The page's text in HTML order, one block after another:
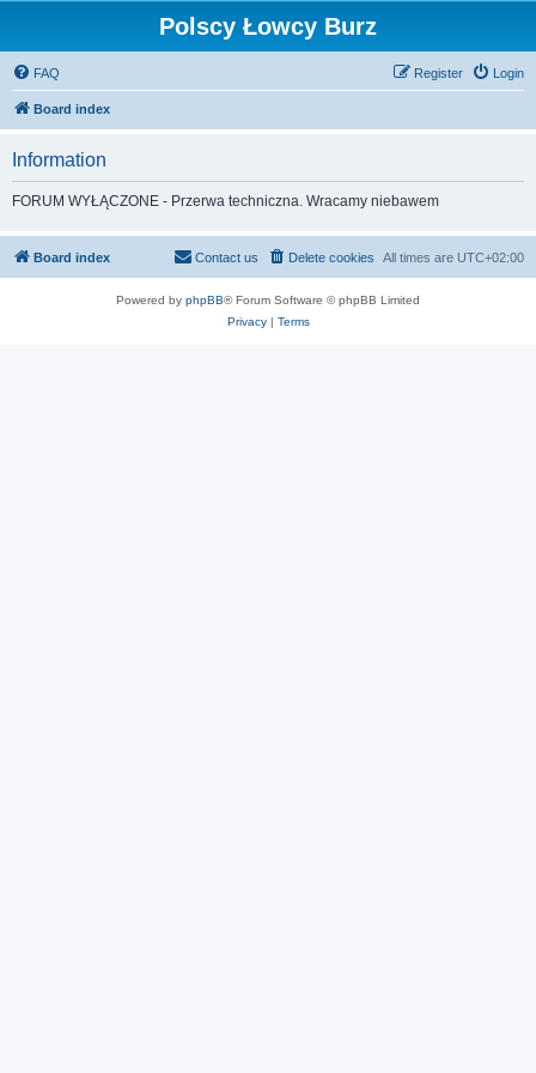
Polscy Łowcy Burz
FAQ Login
Register
Board index
Information
FORUM WYŁĄCZONE - Przerwa techniczna. Wracamy niebawem
Board index All times are UTC+02:00
Delete cookies
Contact us
Powered by phpBB® Forum Software © phpBB Limited
Privacy| Terms